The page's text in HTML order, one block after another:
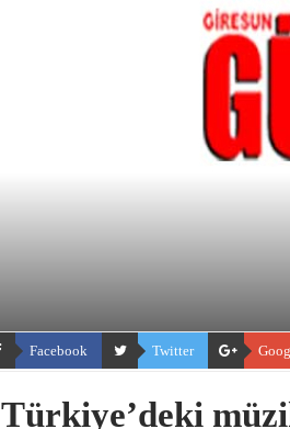
Facebook Twitter
Türkiye’deki